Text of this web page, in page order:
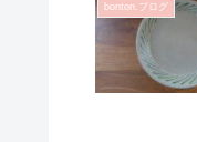
bonton.ブログ